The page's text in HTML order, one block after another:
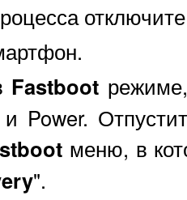
Fastboot
Power.
меню, в
".